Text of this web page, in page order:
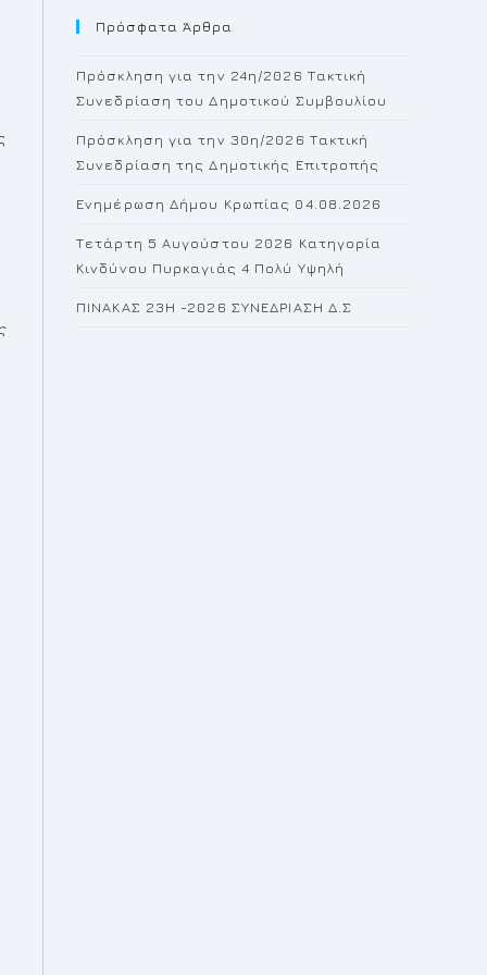
Πρόσφατα Άρθρα
Πρόσκληση για την 24η/2026 Τακτική
Συνεδρίαση του Δημοτικού Συμβουλίου
Πρόσκληση για την 30η/2026 Τακτική
Συνεδρίαση της Δημοτικής Επιτροπής
Ενημέρωση Δήμου Κρωπίας 04.08.2026
Τετάρτη 5 Αυγούστου 2026 Κατηγορία
Κινδύνου Πυρκαγιάς 4 Πολύ Υψηλή
ΠΙΝΑΚΑΣ 23H -2026 ΣΥΝΕΔΡΙΑΣΗ Δ.Σ